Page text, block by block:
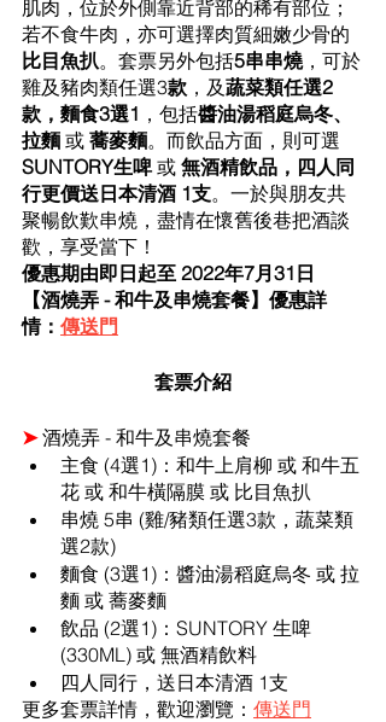
肌肉，位於外側靠近背部的稀有部位；
若不食牛肉，亦可選擇肉質細嫩少骨的
比目魚扒。套票另外包括5串串燒，可於
雞及豬肉類任選3款 ，及蔬菜類任選2
款，麵食3選1 ，包括醬油湯稻庭烏冬、
拉麵 或 蕎麥麵。而飲品方面，則可選
SUNTORY生啤 或 無酒精飲品，四人同
行更價送日本清酒 1支。一於與朋友共
聚暢飲歎串燒，盡情在懷舊後巷把酒談
歡，享受當下！
優惠期由即日起至 2022年7月31日
【酒燒弄 - 和牛及串燒套餐】優惠詳
情： 傳送門
套票介紹
➤ 酒燒弄 - 和牛及串燒套餐
主食 (4選1)：和牛上肩柳 或 和牛五
花 或 和牛橫隔膜 或 比目魚扒
串燒 5串 (雞/豬類任選3款，蔬菜類
選2款)
麵食 (3選1)：醬油湯稻庭烏冬 或 拉
麵 或 蕎麥麵
飲品 (2選1)：SUNTORY 生啤
(330ML) 或 無酒精飲料
四人同行，送日本清酒 1支
更多套票詳情，歡迎瀏覽： 傳送門